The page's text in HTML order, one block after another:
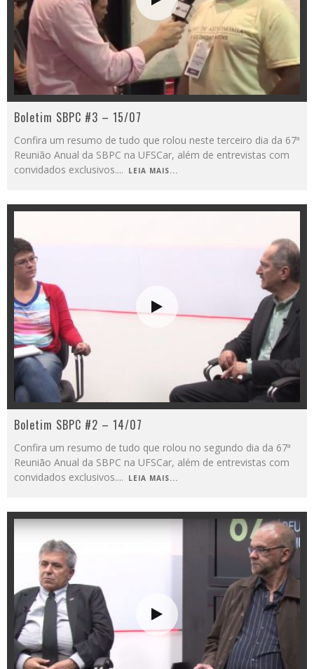
Boletim SBPC #3 – 15/07
Confira um resumo de tudo que rolou neste terceiro dia da 67ª
Reunião Anual da SBPC na UFSCar, além de entrevistas com
convidados exclusivos.... LEIA MAIS...
Boletim SBPC #2 – 14/07
Confira um resumo de tudo que rolou no segundo dia da 67ª
Reunião Anual da SBPC na UFSCar, além de entrevistas com
convidados exclusivos.... LEIA MAIS...